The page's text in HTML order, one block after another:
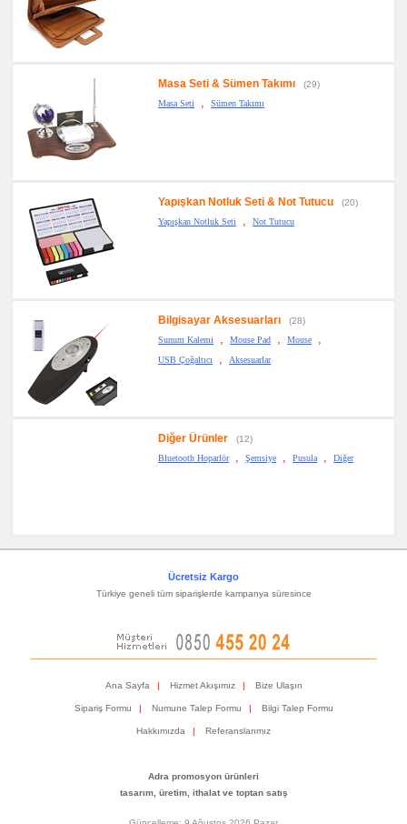
Masa Seti & Sümen Takımı
(29)
Masa Seti
, Sümen Takımı
Yapışkan Notluk Seti & Not Tutucu
(20)
Yapışkan Notluk Seti
, Not Tutucu
Bilgisayar Aksesuarları
(28)
Sunum Kalemi
, Mouse Pad , Mouse ,
USB Çoğaltıcı , Aksesuarlar
Diğer Ürünler
(12)
Bluetooth Hoparlör
, Şemsiye , Pusula , Diğer
Ücretsiz Kargo
Türkiye geneli tüm siparişlerde kampanya süresince
Ana Sayfa | Hizmet Akışımız | Bize Ulaşın
Sipariş Formu | Numune Talep Formu | Bilgi Talep Formu
Hakkımızda | Referanslarımız
Adra promosyon ürünleri
tasarım, üretim, ithalat ve toptan satış